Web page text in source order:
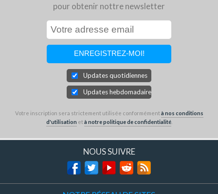
pour obtenir nottre newsletter
Updates quotidiennes
Updates hebdomadaires
Votre inscription sera strictement utilisée conformémentà nos conditions
d'utilisation età notre politique de confidentialité.
NOUS SUIVRE